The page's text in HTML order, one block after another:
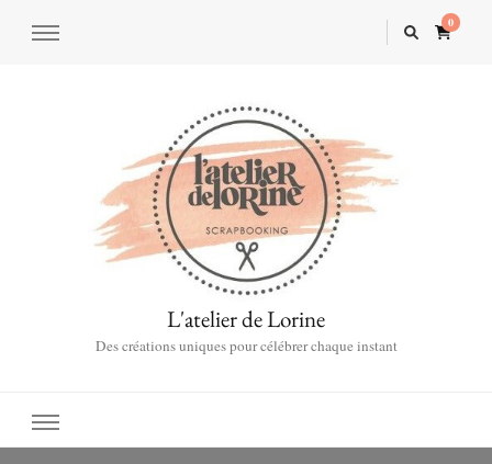
0
L'atelier de Lorine
Des créations uniques pour célébrer chaque instant